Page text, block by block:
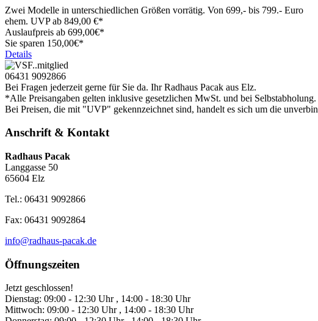
Zwei Modelle in unterschiedlichen Größen vorrätig. Von 699,- bis 799.- Euro
ehem. UVP ab 849,00 €*
Auslaufpreis ab 699,00€*
Sie sparen 150,00€*
Details
06431 9092866
Bei Fragen jederzeit gerne für Sie da. Ihr Radhaus Pacak aus Elz.
*Alle Preisangaben gelten inklusive gesetzlichen MwSt. und bei Selbstabholung.
Bei Preisen, die mit "UVP" gekennzeichnet sind, handelt es sich um die
Anschrift & Kontakt
Radhaus Pacak
Langgasse 50
65604 Elz
Tel.: 06431 9092866
Fax: 06431 9092864
info@radhaus-pacak.de
Öffnungszeiten
Jetzt geschlossen!
Dienstag: 09:00 - 12:30 Uhr , 14:00 - 18:30 Uhr
Mittwoch: 09:00 - 12:30 Uhr , 14:00 - 18:30 Uhr